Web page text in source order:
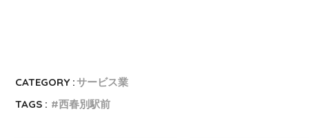
CATEGORY :サービス業
TAGS :
西春別駅前